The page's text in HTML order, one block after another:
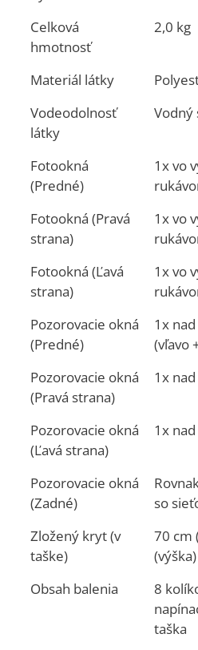
Celková
hmotnosť
2,0 kg
Materiál látky
Vodeodolnosť
látky
Vodný
Fotookná
(Predné)
1x vo
Fotookná (Pravá
strana)
1x vo
Fotookná (Ľavá
strana)
1x vo
Pozorovacie okná
(Predné)
1x
(vľavo
Pozorovacie okná
(Pravá strana)
1x
Pozorovacie okná
(Ľavá strana)
1x
Pozorovacie okná
(Zadné)
so
Zložený kryt (v
taške)
70 cm
(výška)
Obsah balenia
8
taška